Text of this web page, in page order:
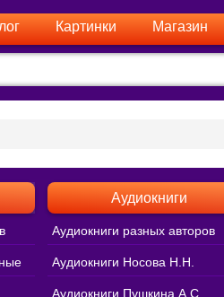
Картинки Магазин
Аудиокниги
Аудиокниги разных авторов
Аудиокниги Носова Н.Н.
Аудиокниги Пушкина А.С.